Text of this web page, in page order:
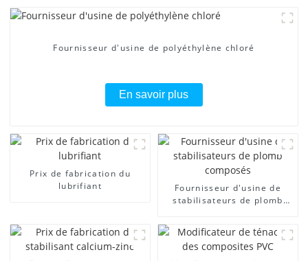
Fournisseur d'usine de polyéthylène chloré
En savoir plus
Prix ​​de fabrication du
lubrifiant
Fournisseur d'usine de
stabilisateurs de plomb